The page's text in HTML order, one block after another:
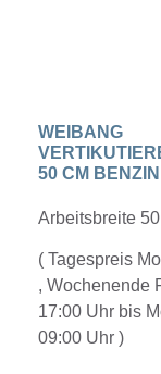
WEIBANG
50 CM BENZIN
Arbeitsbreite
( Tagespreis
, Wochenende
17:00 Uhr bis
09:00 Uhr )